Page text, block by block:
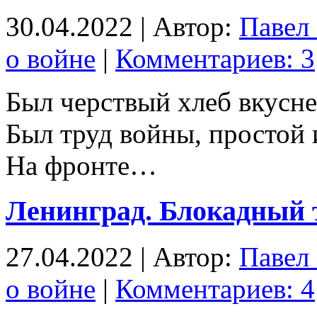
30.04.2022 | Автор:
о войне | Комментариев: 3
Был черствый хлеб
Был труд войны,
На фронте…
Ленинград. Блокадный
27.04.2022 | Автор:
о войне | Комментариев: 4